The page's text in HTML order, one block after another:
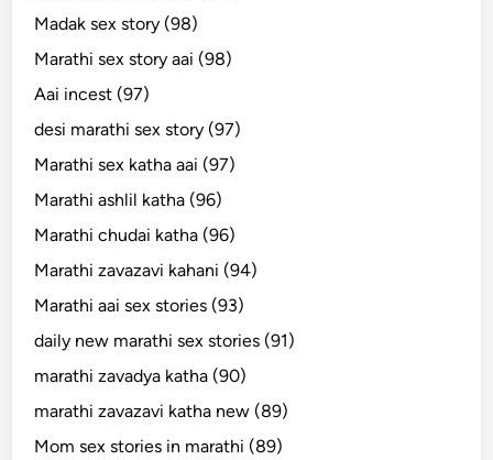
Madak sex story (98)
Marathi sex story aai (98)
Aai incest (97)
desi marathi sex story (97)
Marathi sex katha aai (97)
Marathi ashlil katha (96)
Marathi chudai katha (96)
Marathi zavazavi kahani (94)
Marathi aai sex stories (93)
daily new marathi sex stories (91)
marathi zavadya katha (90)
marathi zavazavi katha new (89)
Mom sex stories in marathi (89)